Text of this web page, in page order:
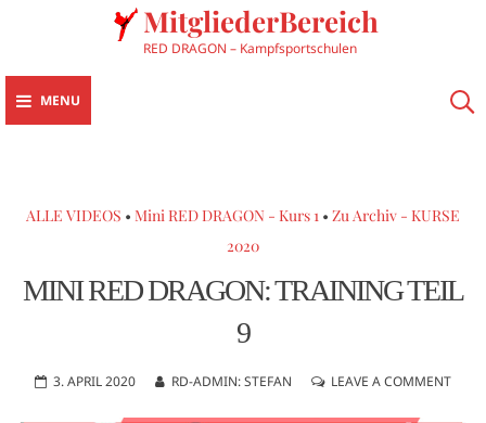
MitgliederBereich
RED DRAGON – Kampfsportschulen
MENU
ALLE VIDEOS • Mini RED DRAGON - Kurs 1 • Zu Archiv - KURSE
2020
MINI RED DRAGON: TRAINING TEIL
9
3. APRIL 2020 RD-ADMIN: STEFAN LEAVE A COMMENT